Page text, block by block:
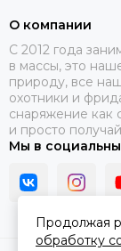
О компании
C 2012 года
в массы, это
природу, все
охотники и
снаряжение как
и просто
Мы в
Продолжая
обработку